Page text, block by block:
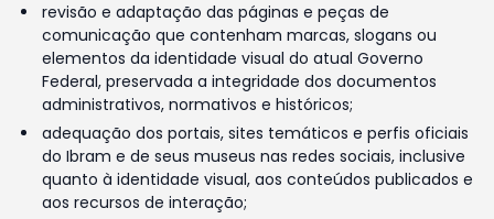
revisão e adaptação das páginas e peças de
comunicação que contenham marcas, slogans ou
elementos da identidade visual do atual Governo
Federal, preservada a integridade dos documentos
administrativos, normativos e históricos;
adequação dos portais, sites temáticos e perfis oficiais
do Ibram e de seus museus nas redes sociais, inclusive
quanto à identidade visual, aos conteúdos publicados e
aos recursos de interação;